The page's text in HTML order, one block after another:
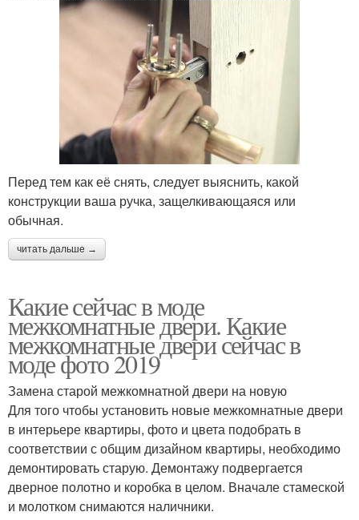
Перед тем как её снять, следует выяснить, какой
конструкции ваша ручка, защелкивающаяся или
обычная.
читать дальше →
Какие сейчас в моде
межкомнатные двери. Какие
межкомнатные двери сейчас в
моде фото 2019
Замена старой межкомнатной двери на новую
Для того чтобы установить новые межкомнатные двери
в интерьере квартиры, фото и цвета подобрать в
соответствии с общим дизайном квартиры, необходимо
демонтировать старую. Демонтажу подвергается
дверное полотно и коробка в целом. Вначале стамеской
и молотком снимаются наличники.